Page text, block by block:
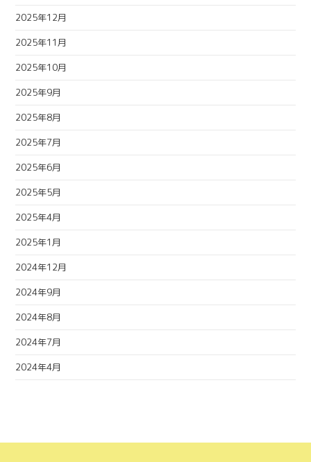
2025年12月
2025年11月
2025年10月
2025年9月
2025年8月
2025年7月
2025年6月
2025年5月
2025年4月
2025年1月
2024年12月
2024年9月
2024年8月
2024年7月
2024年4月